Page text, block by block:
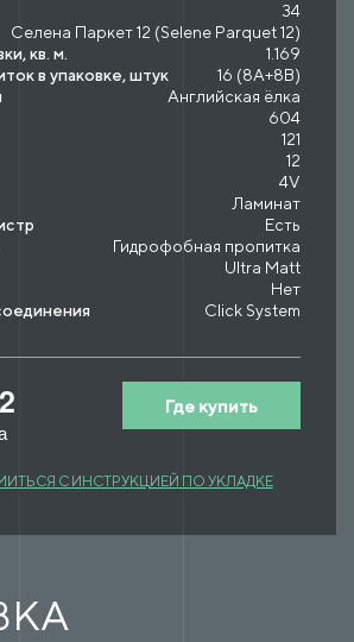
34
Селена Паркет 12 (Selene Parquet 12)
кв. м.
1.169
в упаковке, штук
16 (8A+8B)
Английская ёлка
604
121
12
4V
Ламинат
Есть
Гидрофобная пропитка
Ultra Matt
Нет
Click System
Где купить
С ИНСТРУКЦИЕЙ ПО УКЛАДКЕ